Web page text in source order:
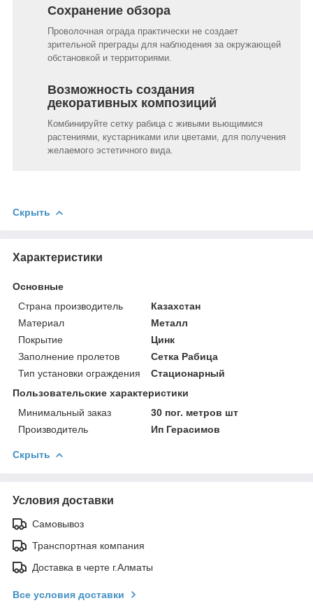
Сохранение обзора
Проволочная ограда практически не создает
зрительной преграды для наблюдения за окружающей
обстановкой и территориями.
Возможность создания
декоративных композиций
Комбинируйте сетку рабица с живыми вьющимися
растениями, кустарниками или цветами, для получения
желаемого эстетичного вида.
Скрыть
Характеристики
Основные
Страна производитель
Казахстан
Материал
Металл
Покрытие
Цинк
Заполнение пролетов
Сетка Рабица
Тип установки ограждения
Стационарный
Пользовательские характеристики
Минимальный заказ
30 пог. метров шт
Производитель
Ип Герасимов
Скрыть
Условия доставки
Самовывоз
Транспортная компания
Доставка в черте г.Алматы
Все условия доставки